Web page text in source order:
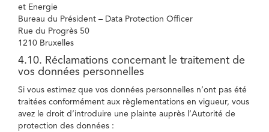
et Energie
Bureau du Président – Data Protection Officer
Rue du Progrès 50
1210 Bruxelles
4.10. Réclamations concernant le traitement de
vos données personnelles
Si vous estimez que vos données personnelles n’ont pas été
traitées conformément aux règlementations en vigueur, vous
avez le droit d’introduire une plainte auprès l’Autorité de
protection des données :